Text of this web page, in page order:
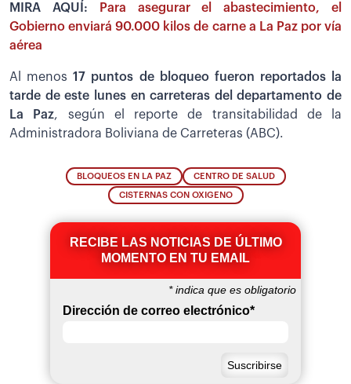
MIRA AQUÍ:
Para asegurar el abastecimiento, el
Gobierno enviará 90.000 kilos de carne a La Paz por vía
aérea
Al menos17 puntos de bloqueo fueron reportados la
tarde de este lunes en carreteras del departamento de
La Paz, según el reporte de transitabilidad de la
Administradora Boliviana de Carreteras (ABC).
BLOQUEOS EN LA PAZ CENTRO DE SALUD
CISTERNAS CON OXIGENO
RECIBE LAS NOTICIAS DE ÚLTIMO
MOMENTO EN TU EMAIL
*indica que es obligatorio
Dirección de correo electrónico*